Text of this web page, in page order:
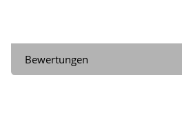
Bewertungen